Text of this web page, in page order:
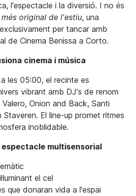
l'espectacle i la diversió. I no és
original de l'estiu, una
per tancar amb
de Cinema Benissa a Corto.
cinema i música
les 05:00, el recinte es
vibrant amb DJ's de renom
Onion and Back, Santi
El line-up promet ritmes
inoblidable.
espectacle multisensorial
el cel
que donaran vida a l'espai